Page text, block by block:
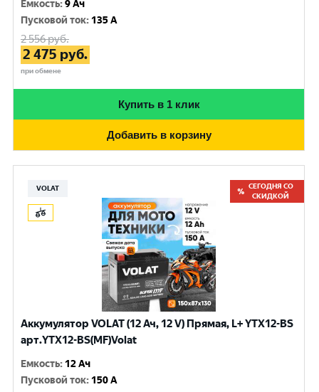
Емкость:9 Ач
Пусковой ток: 135 A
2 556руб.
2 475 руб.
при обмене
Купить в 1 клик
Добавить в корзину
VOLAT
СЕГОДНЯ СО
СКИДКОЙ
Аккумулятор VOLAT (12 Ач, 12 V) Прямая, L+ YTX12-BS
арт.YTX12-BS(MF)Volat
Емкость: 12 Ач
Пусковой ток: 150 A